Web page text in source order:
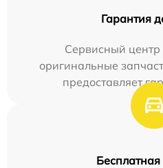
Гарантия
Сервисный центр
оригинальные
предоставляет
Бесплатная